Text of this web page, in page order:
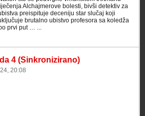
liječenja Alchajmerove bolesti, bivši detektiv za
preispituje deceniju star slučaj koji
brutalno ubistvo profesora sa koledža
prvi put … ...
4 (Sinkronizirano)
20:08